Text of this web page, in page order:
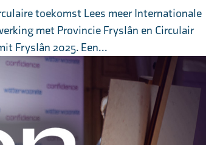
toekomst Lees meer Internationale
met Provincie Fryslân en Circulair
Fryslân 2025. Een...